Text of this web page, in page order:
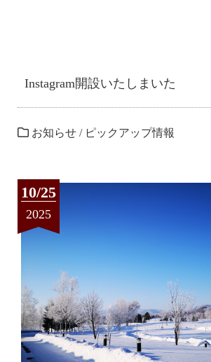
Instagram開設いたしまいた
お知らせ / ピックアップ情報
10/25
2025